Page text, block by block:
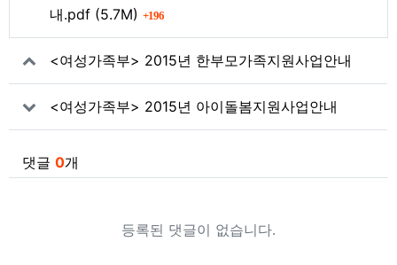
내.pdf 파일크기
(5.7M) 196회 다운로드
<여성가족부> 2015년 한부모가족지원사업안내
<여성가족부> 2015년 아이돌봄지원사업안내
댓글 0개
등록된 댓글이 없습니다.